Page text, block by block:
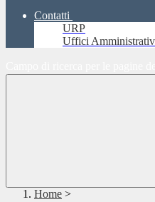
Contatti
URP
Uffici
Home >